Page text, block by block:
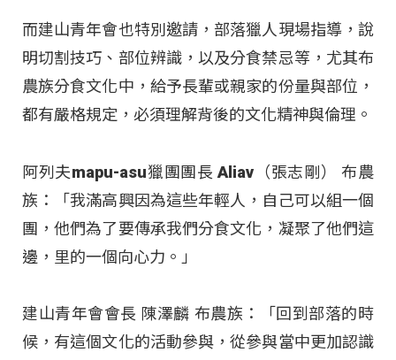
而建山青年會也特別邀請，部落獵人現場指導，說
明切割技巧、部位辨識，以及分食禁忌等，尤其布
農族分食文化中，給予長輩或親家的份量與部位，
都有嚴格規定，必須理解背後的文化精神與倫理。
阿列夫mapu-asu獵團團長 Aliav（張志剛） 布農
族：「我滿高興因為這些年輕人，自己可以組一個
團，他們為了要傳承我們分食文化，凝聚了他們這
邊，里的一個向心力。」
建山青年會會長 陳澤麟 布農族：「回到部落的時
候，有這個文化的活動參與，從參與當中更加認識